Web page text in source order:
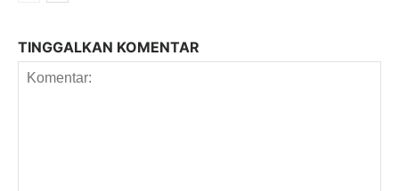
TINGGALKAN KOMENTAR